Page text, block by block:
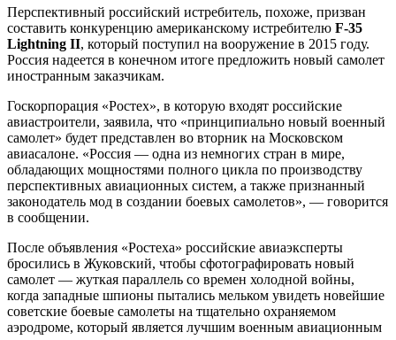
Перспективный российский истребитель, похоже, призван
составить конкуренцию американскому истребителю F-35
Lightning II, который поступил на вооружение в 2015 году.
Россия надеется в конечном итоге предложить новый самолет
иностранным заказчикам.
Госкорпорация «Ростех», в которую входят российские
авиастроители, заявила, что «принципиально новый военный
самолет» будет представлен во вторник на Московском
авиасалоне. «Россия — одна из немногих стран в мире,
обладающих мощностями полного цикла по производству
перспективных авиационных систем, а также признанный
законодатель мод в создании боевых самолетов», — говорится
в сообщении.
После объявления «Ростеха» российские авиаэксперты
бросились в Жуковский, чтобы сфотографировать новый
самолет — жуткая параллель со времен холодной войны,
когда западные шпионы пытались мельком увидеть новейшие
советские боевые самолеты на тщательно охраняемом
аэродроме, который является лучшим военным авиационным